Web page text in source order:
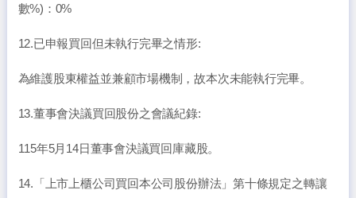
數%)：0%
12.已申報買回但未執行完畢之情形:
為維護股東權益並兼顧市場機制，故本次未能執行完畢。
13.董事會決議買回股份之會議紀錄:
115年5月14日董事會決議買回庫藏股。
14.「上市上櫃公司買回本公司股份辦法」第十條規定之轉讓